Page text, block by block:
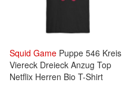
Squid Game Puppe 546 Kreis
Viereck Dreieck Anzug Top
Netflix Herren Bio T-Shirt